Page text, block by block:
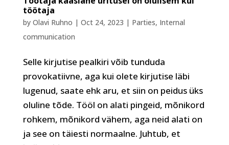
töötaja
by Olavi Ruhno | Oct 24, 2023 | Parties, Internal
communication
Selle kirjutise pealkiri võib tunduda
provokatiivne, aga kui olete kirjutise läbi
lugenud, saate ehk aru, et siin on peidus üks
oluline tõde. Tööl on alati pingeid, mõnikord
rohkem, mõnikord vähem, aga neid alati on
ja see on täiesti normaalne. Juhtub, et